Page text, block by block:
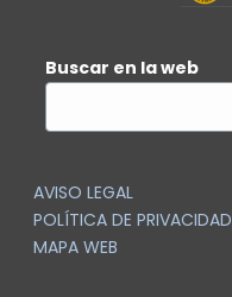
Buscar en la web
AVISO LEGAL
POLÍTICA DE PRIVACIDAD
MAPA WEB